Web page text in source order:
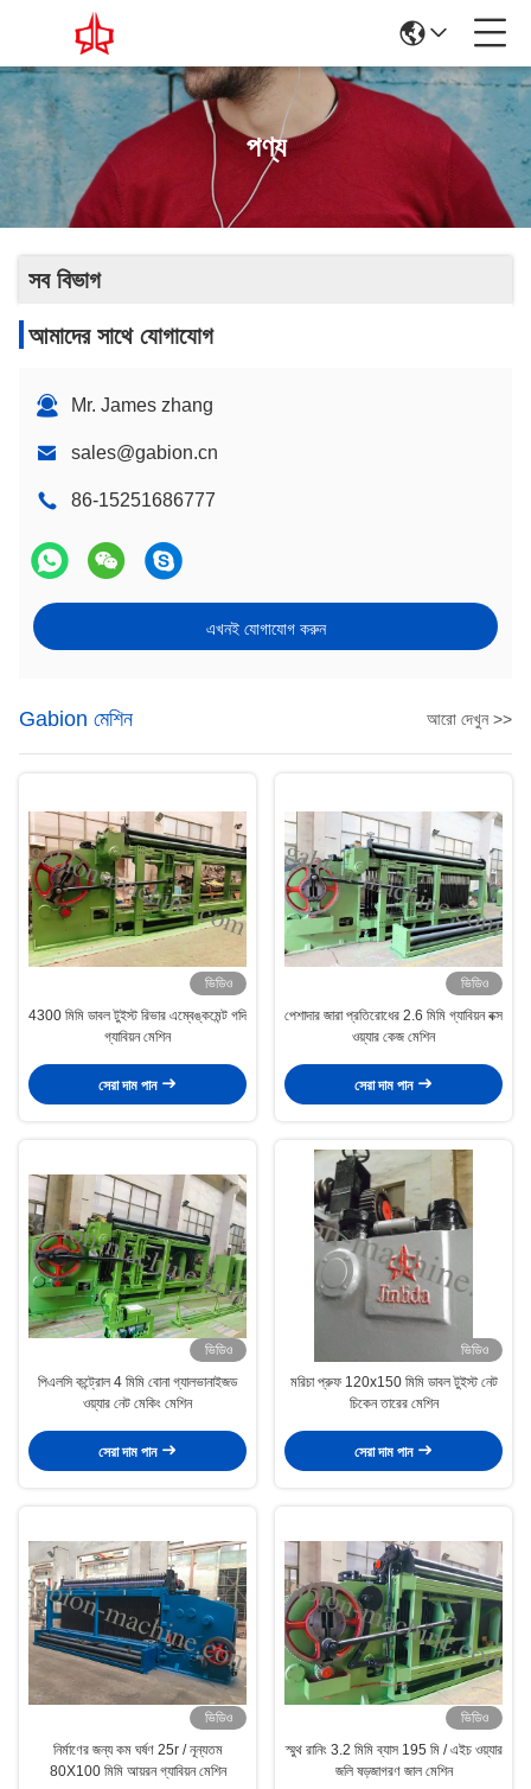
পণ্য
সব বিভাগ
আমাদের সাথে যোগাযোগ
Mr. James zhang
sales@gabion.cn
86-15251686777
এখনই যোগাযোগ করুন
Gabion মেশিন আরো দেখুন >>
ভিডিও
4300 মিমি ডাবল টুইস্ট রিভার এম্বেঙ্কমেন্ট গদি
গ্যাবিয়ন মেশিন
সেরা দাম পান
ভিডিও
পেশাদার জারা প্রতিরোধের 2.6 মিমি গ্যাবিয়ন বক্স
ওয়্যার কেজ মেশিন
সেরা দাম পান
ভিডিও
পিএলসি কন্ট্রোল 4 মিমি বোনা গ্যালভানাইজড
ওয়্যার নেট মেকিং মেশিন
সেরা দাম পান
ভিডিও
মরিচা প্রুফ 120x150 মিমি ডাবল টুইস্ট নেট
চিকেন তারের মেশিন
সেরা দাম পান
ভিডিও
নির্মাণের জন্য কম ঘর্ষণ 25r / নূন্যতম
80X100 মিমি আয়রন গ্যাবিয়ন মেশিন
ভিডিও
স্মুথ রানিং 3.2 মিমি ব্যাস 195 মি / এইচ ওয়্যার
জলি ষড়জাগরণ জাল মেশিন